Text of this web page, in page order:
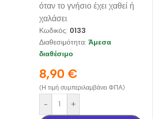
όταν το γνήσιο έχει χαθεί ή
χαλάσει.
Κωδικός: 0133
Διαθεσιμότητα: Άμεσα
διαθέσιμο
8,90 €
(Η τιμή συμπεριλαμβάνει ΦΠΑ)
- +